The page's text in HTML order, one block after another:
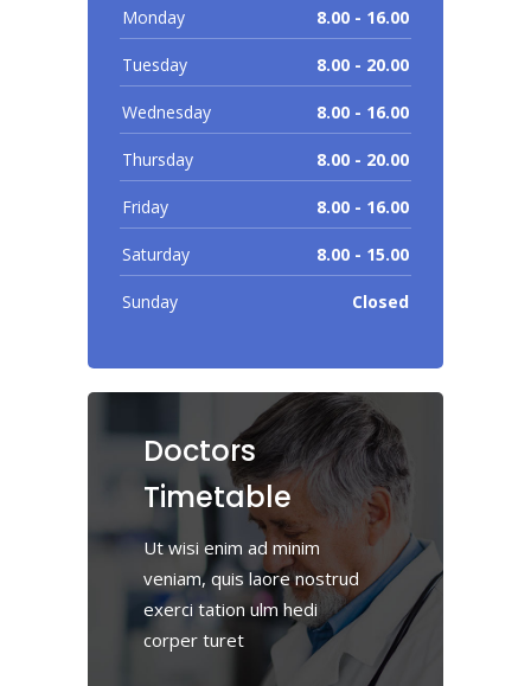
Monday 8.00 - 16.00
Tuesday 8.00 - 20.00
Wednesday 8.00 - 16.00
Thursday 8.00 - 20.00
Friday 8.00 - 16.00
Saturday 8.00 - 15.00
Sunday Closed
Doctors
Timetable
Ut wisi enim ad minim
veniam, quis laore nostrud
exerci tation ulm hedi
corper turet